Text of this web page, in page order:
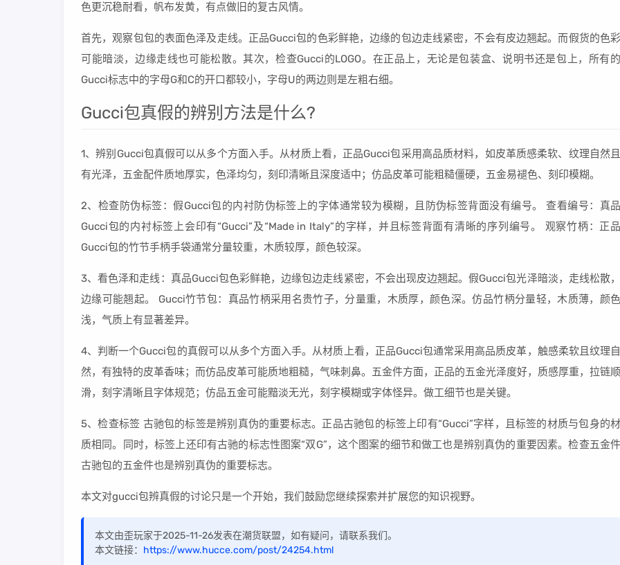
色更沉稳耐看，帆布发黄，有点做旧的复古风情。
首先，观察包包的表面色泽及走线。正品Gucci包的色彩鲜艳，边缘的包边走线紧密，不会有皮边翘起。而假货的色彩
可能暗淡，边缘走线也可能松散。其次，检查Gucci的LOGO。在正品上，无论是包装盒、说明书还是包上，所有的
Gucci标志中的字母G和C的开口都较小，字母U的两边则是左粗右细。
Gucci包真假的辨别方法是什么?
1、辨别Gucci包真假可以从多个方面入手。从材质上看，正品Gucci包采用高品质材料，如皮革质感柔软、纹理自然且
有光泽，五金配件质地厚实，色泽均匀，刻印清晰且深度适中；仿品皮革可能粗糙僵硬，五金易褪色、刻印模糊。
2、检查防伪标签：假Gucci包的内衬防伪标签上的字体通常较为模糊，且防伪标签背面没有编号。 查看编号：真品
Gucci包的内衬标签上会印有“Gucci”及“Made in Italy”的字样，并且标签背面有清晰的序列编号。 观察竹柄：正品
Gucci包的竹节手柄手袋通常分量较重，木质较厚，颜色较深。
3、看色泽和走线：真品Gucci包色彩鲜艳，边缘包边走线紧密，不会出现皮边翘起。假Gucci包光泽暗淡，走线松散，
边缘可能翘起。 Gucci竹节包：真品竹柄采用名贵竹子，分量重，木质厚，颜色深。仿品竹柄分量轻，木质薄，颜色
浅，气质上有显著差异。
4、判断一个Gucci包的真假可以从多个方面入手。从材质上看，正品Gucci包通常采用高品质皮革，触感柔软且纹理自
然，有独特的皮革香味；而仿品皮革可能质地粗糙，气味刺鼻。五金件方面，正品的五金光泽度好，质感厚重，拉链顺
滑，刻字清晰且字体规范；仿品五金可能黯淡无光，刻字模糊或字体怪异。做工细节也是关键。
5、检查标签 古驰包的标签是辨别真伪的重要标志。正品古驰包的标签上印有“Gucci”字样，且标签的材质与包身的材
质相同。同时，标签上还印有古驰的标志性图案“双G”，这个图案的细节和做工也是辨别真伪的重要因素。检查五金件
古驰包的五金件也是辨别真伪的重要标志。
本文对gucci包辨真假的讨论只是一个开始，我们鼓励您继续探索并扩展您的知识视野。
本文由歪玩家于2025-11-26发表在潮货联盟，如有疑问，请联系我们。
本文链接： https://www.hucce.com/post/24254.html